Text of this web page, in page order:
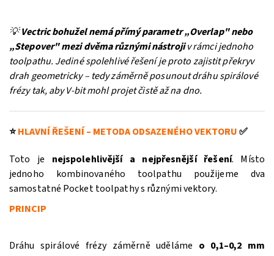
💡Vectric bohužel nemá přímý parametr „Overlap" nebo
„Stepover" mezi dvěma různými nástrojiv rámci jednoho
toolpathu. Jediné spolehlivé řešení je proto zajistit překryv
drah geometricky – tedy záměrně posunout dráhu spirálové
frézy tak, aby V-bit mohl projet čistě až na dno.
⭐HLAVNÍ ŘEŠENÍ – METODA ODSAZENÉHO VEKTORU✅
Toto je nejspolehlivější a nejpřesnější řešení. Místo
jednoho kombinovaného toolpathu použijeme dva
samostatné Pocket toolpathy s různými vektory.
PRINCIP
Dráhu spirálové frézy záměrně uděláme o 0,1–0,2 mm